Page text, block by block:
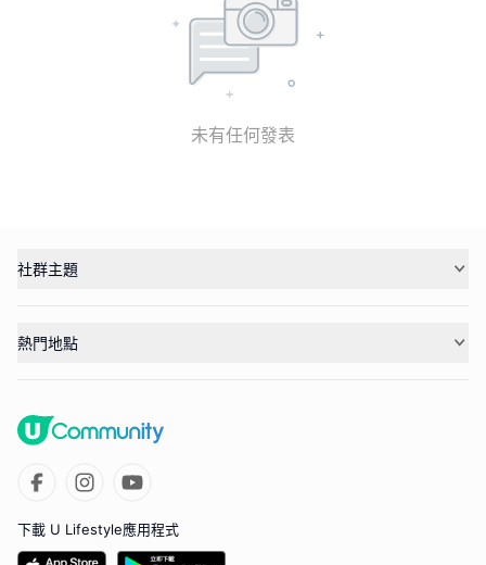
未有任何發表
社群主題
熱門地點
下載 U Lifestyle應用程式